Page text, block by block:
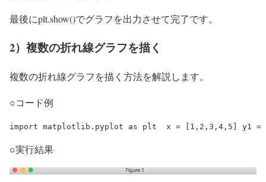
最後にplt.show()でグラフを出力させて完了です。
2）複数の折れ線グラフを描く
複数の折れ線グラフを描く方法を解説します。
○コード例
import matplotlib.pyplot as plt  x = [1,2,3,4,5] y1
○実行結果